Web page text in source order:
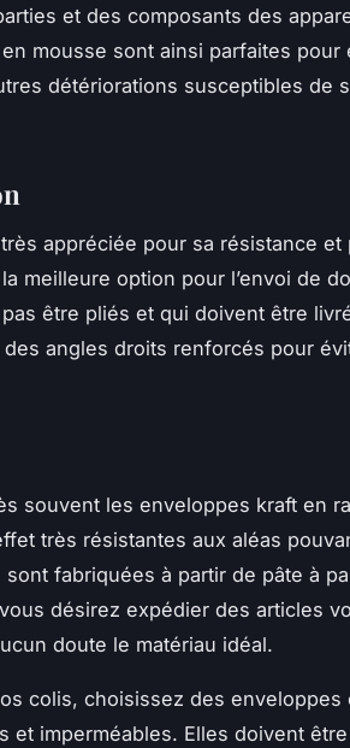
et des composants des
mousse sont ainsi parfaites pour
détériorations susceptibles de
appréciée pour sa résistance et
meilleure option pour l’envoi de
être pliés et qui doivent être
des angles droits renforcés pour
souvent les enveloppes kraft en
très résistantes aux aléas
fabriquées à partir de pâte à
désirez expédier des articles
doute le matériau idéal.
colis, choisissez des enveloppes
et imperméables. Elles doivent